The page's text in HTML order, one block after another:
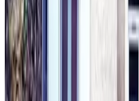
Unverbindliche Anfrage
( 86,2 km
Manoir Le Bout Du Pont
Huisseau-sur-Cosson